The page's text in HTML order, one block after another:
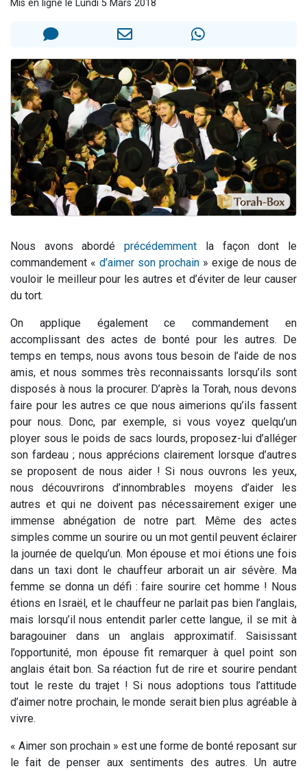
2 nouvelles musiques dans Torah-Box Music
Nouvelle émission radio : Visions de grandeur n°104 : Le Chabbath et le Birkat Hamazone à travers le temps
4 personnes viennent de nous rejoindre sur WhatsApp
Mis en ligne le Lundi 5 Mars 2018
Nous avons abordéprécédemment la façon dont le
commandement « d’aimer son prochain » exige de nous de
vouloir le meilleur pour les autres et d’éviter de leur causer
du tort.
On applique également ce commandement en
accomplissant des actes de bonté pour les autres. De
temps en temps, nous avons tous besoin de l’aide de nos
amis, et nous sommes très reconnaissants lorsqu’ils sont
disposés à nous la procurer. D’après la Torah, nous devons
faire pour les autres ce que nous aimerions qu’ils fassent
pour nous. Donc, par exemple, si vous voyez quelqu’un
ployer sous le poids de sacs lourds, proposez-lui d’alléger
son fardeau ; nous apprécions clairement lorsque d’autres
se proposent de nous aider ! Si nous ouvrons les yeux,
nous découvrirons d’innombrables moyens d’aider les
autres et qui ne doivent pas nécessairement exiger une
immense abnégation de notre part. Même des actes
simples comme un sourire ou un mot gentil peuvent éclairer
la journée de quelqu’un. Mon épouse et moi étions une fois
dans un taxi dont le chauffeur arborait un air sévère. Ma
femme se donna un défi : faire sourire cet homme ! Nous
étions en Israël, et le chauffeur ne parlait pas bien l’anglais,
mais lorsqu’il nous entendit parler cette langue, il se mit à
baragouiner dans un anglais approximatif. Saisissant
l’opportunité, mon épouse fit remarquer à quel point son
anglais était bon. Sa réaction fut de rire et sourire pendant
tout le reste du trajet ! Si nous adoptions tous l’attitude
d’aimer notre prochain, le monde serait bien plus agréable à
vivre.
« Aimer son prochain » est une forme de bonté reposant sur
le fait de penser aux sentiments des autres. Un autre